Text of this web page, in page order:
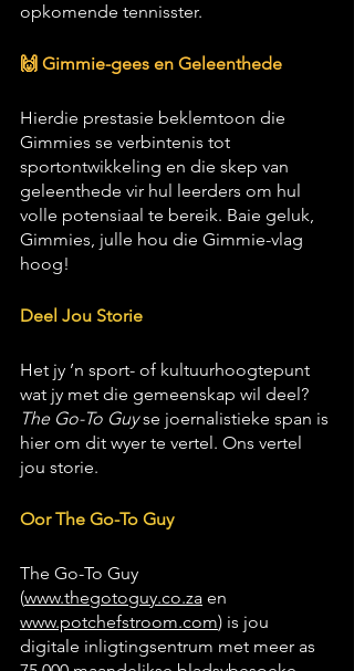
opkomende tennisster.
🙌 Gimmie-gees en Geleenthede
Hierdie prestasie beklemtoon die
Gimmies se verbintenis tot
sportontwikkeling en die skep van
geleenthede vir hul leerders om hul
volle potensiaal te bereik. Baie geluk,
Gimmies, julle hou die Gimmie-vlag
hoog!
Deel Jou Storie
Het jy ’n sport- of kultuurhoogtepunt
wat jy met die gemeenskap wil deel?
The Go-To Guy se joernalistieke span is
hier om dit wyer te vertel. Ons vertel
jou storie.
Oor The Go-To Guy
The Go-To Guy
(www.thegotoguy.co.za en
www.potchefstroom.com) is jou
digitale inligtingsentrum met meer as